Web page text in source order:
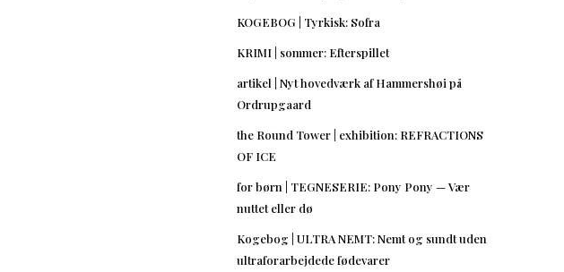
KOGEBOG | Tyrkisk: Sofra
KRIMI | sommer: Efterspillet
artikel | Nyt hovedværk af Hammershøi på
Ordrupgaard
the Round Tower | exhibition: REFRACTIONS
OF ICE
for børn | TEGNESERIE: Pony Pony — Vær
nuttet eller dø
Kogebog | ULTRA NEMT: Nemt og sundt uden
ultraforarbejdede fødevarer